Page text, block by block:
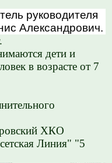
руководителя
Александрович.
дети и
в возрасте от 7
ХКО
Линия" "5